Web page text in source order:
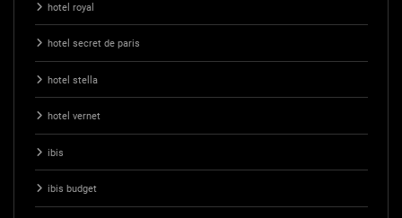
hotel royal
hotel secret de paris
hotel stella
hotel vernet
ibis
ibis budget